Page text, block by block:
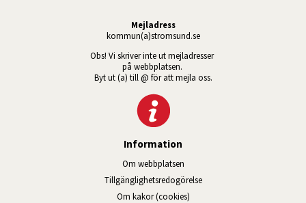
Mejladress
kommun(a)stromsund.se
Obs! Vi skriver inte ut mejladresser
på webbplatsen.
Byt ut (a) till @ för att mejla oss.
Information
Om webbplatsen
Tillgänglig­hets­redo­görelse
Om kakor (cookies)